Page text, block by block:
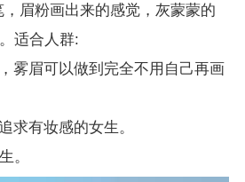
眉粉画出来的感觉，灰蒙蒙的
适合人群:
雾眉可以做到完全不用自己再画
求有妆感的女生。
。